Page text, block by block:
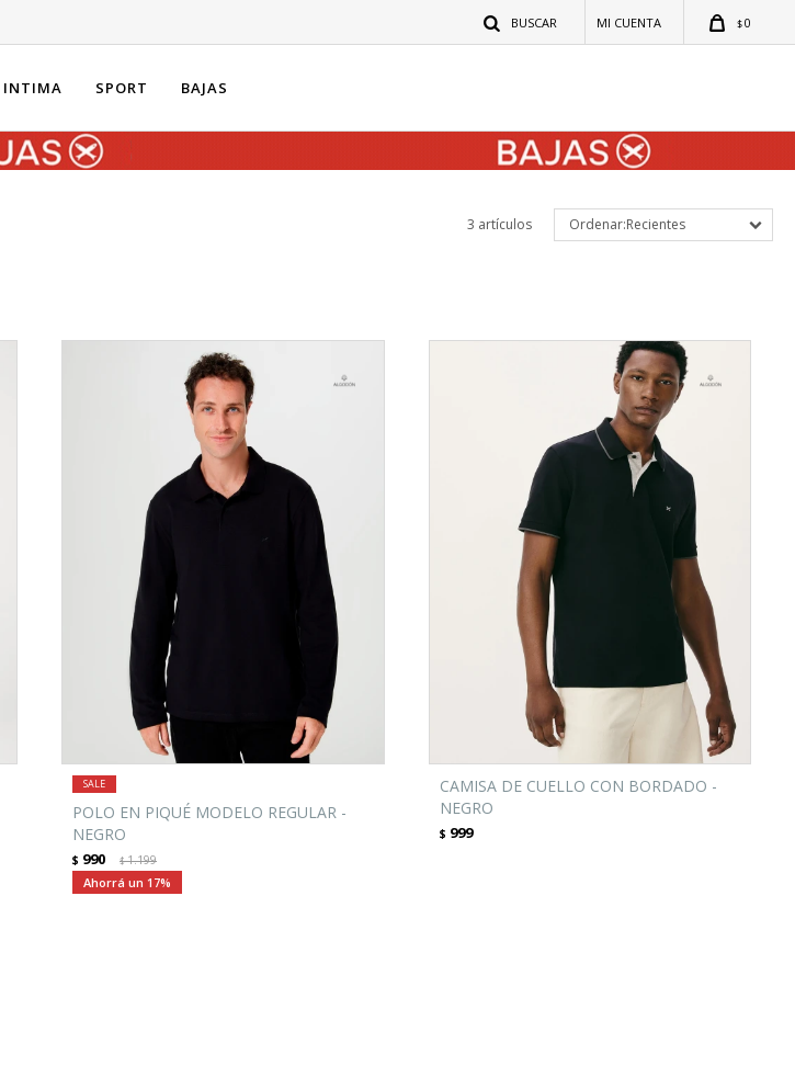
INTIMA SPORT BAJAS
$0
3 artículos Recientes
POLO EN PIQUÉ MODELO REGULAR -
NEGRO
$ 990 $1.199
17
CAMISA DE CUELLO CON BORDADO -
NEGRO
$ 999